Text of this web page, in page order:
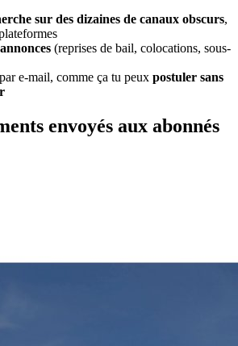
sur des dizaines de canaux obscurs,
(reprises de bail, colocations, sous-
e-mail, comme ça tu peux postuler sans
envoyés aux abonnés